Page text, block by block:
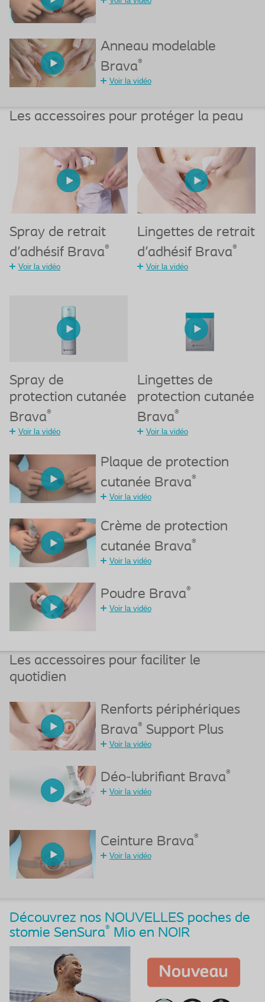
Anneau modelable
Brava®
Voir la vidéo
Les accessoires pour protéger la peau
Spray de retrait
d'adhésif Brava®
Voir la vidéo
Lingettes de retrait
d'adhésif Brava®
Voir la vidéo
Spray de
protection cutanée
Brava®
Voir la vidéo
Lingettes de
protection cutanée
Brava®
Voir la vidéo
Plaque de protection
cutanée Brava®
Voir la vidéo
Crème de protection
cutanée Brava®
Voir la vidéo
Poudre Brava®
Voir la vidéo
Les accessoires pour faciliter le
quotidien
Renforts périphériques
Brava® Support Plus
Voir la vidéo
Déo-lubrifiant Brava®
Voir la vidéo
Ceinture Brava®
Voir la vidéo
Découvrez nos NOUVELLES poches de
stomie SenSura® Mio en NOIR